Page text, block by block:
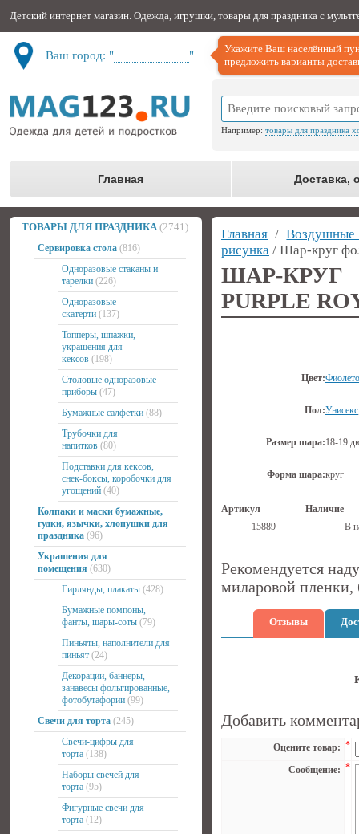
Детский интернет магазин. Одежда, игрушки, товары для праздника с
Ваш город: " "
Укажите Ваш населённый
предложить варианты
Например: товары для праздника
Главная Доставка,
ТОВАРЫ ДЛЯ ПРАЗДНИКА (2741)
Сервировка стола (816)
Одноразовые стаканы и
тарелки (226)
Одноразовые
скатерти (137)
Топперы, шпажки,
украшения для
кексов (198)
Столовые одноразовые
приборы (47)
Бумажные салфетки (88)
Трубочки для
напитков (80)
Подставки для кексов,
снек-боксы, коробочки для
угощений (40)
Колпаки и маски бумажные,
гудки, язычки, хлопушки для
праздника (96)
Украшения для
помещения (630)
Гирлянды, плакаты (428)
Бумажные помпоны,
фанты, шары-соты (79)
Пиньяты, наполнители для
пиньят (24)
Декорации, баннеры,
занавесы фольгированные,
фотобутафории (99)
Свечи для торта (245)
Свечи-цифры для
торта (138)
Наборы свечей для
торта (95)
Фигурные свечи для
торта (12)
Главная /
рисунка / Шар-круг
ШАР-
PURPLE
Цвет:
Пол:Унисекс
Размер шара:18-19
Форма шара:круг
Артикул
Наличие
15889
В
Рекомендуется
миларовой пленки,
Отзывы
Добавить
Оцените товар: *
Сообщение: *